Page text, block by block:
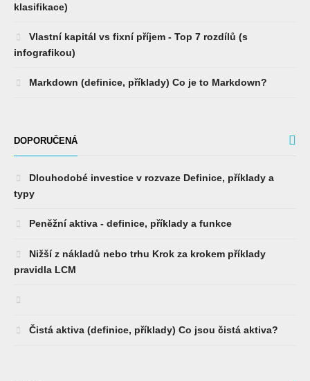
klasifikace)
Vlastní kapitál vs fixní příjem - Top 7 rozdílů (s
infografikou)
Markdown (definice, příklady) Co je to Markdown?
DOPORUČENÁ
Dlouhodobé investice v rozvaze Definice, příklady a
typy
Peněžní aktiva - definice, příklady a funkce
Nižší z nákladů nebo trhu Krok za krokem příklady
pravidla LCM
Čistá aktiva (definice, příklady) Co jsou čistá aktiva?